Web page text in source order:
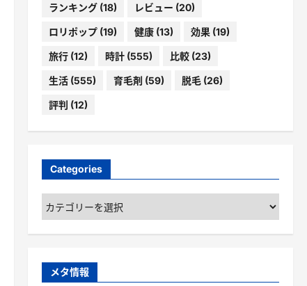
ランキング(18) レビュー (20)
ロリポップ(19) 健康(13) 効果(19)
旅行(12) 時計(555) 比較(23)
生活(555) 育毛剤 (59) 脱毛(26)
評判 (12)
Categories
Categories
メタ情報